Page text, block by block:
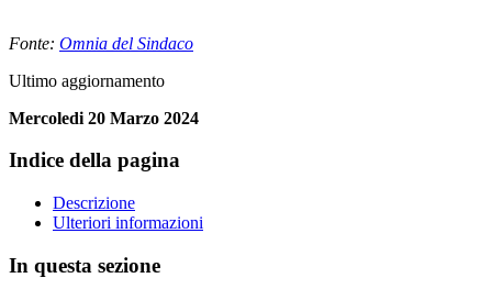
Fonte: Omnia del Sindaco
Ultimo aggiornamento
Mercoledi 20 Marzo 2024
Indice della pagina
Descrizione
Ulteriori informazioni
In questa sezione